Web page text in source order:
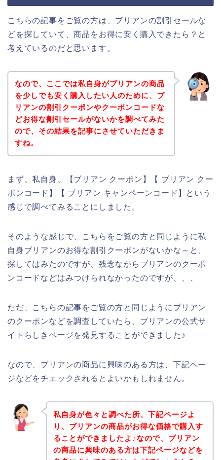
こちらの記事をご覧の方は、ブリアンの割引セールな
どを探していて、商品をお得に安く購入できたら？と
考えているのだと思います。
なので、ここでは私自身がブリアンの商品
を少しでも安く購入したい人のために、ブ
リアンの割引クーポンやクーポンコードな
どお得な割引セールがないかを調べてみた
ので、その結果を記事にさせていただきま
すね。
まず、私自身、【ブリアン クーポン】【 ブリアン クー
ポンコード】【 ブリアン キャンペーンコード】という
感じで調べてみることにしました。
そのような感じで、こちらをご覧の方と同じように私
自身ブリアンのお得な割引クーポンがないかな～と、
探してはみたのですが、残念ながらブリアンのクーポ
ンコードなどはみつけられなかったのですが、、、
ただ、こちらの記事をご覧の方と同じようにブリアン
のクーポンなどを調査していたら、ブリアンの公式サ
イトらしきページを発見することができました♪
なので、ブリアンの商品に興味のある方は、下記ペー
ジなどをチェックされるとよいかもしれません。
私自身が色々と調べた所、下記ページよ
り、ブリアンの商品がお得な価格で購入す
ることができましたよ♪なので、ブリアン
の商品に興味のある方は下記ページなどを